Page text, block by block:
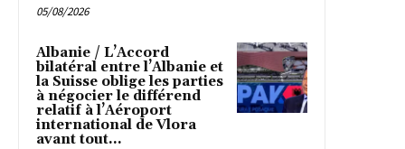
05/08/2026
Albanie / L’Accord
bilatéral entre l’Albanie et
la Suisse oblige les parties
à négocier le différend
relatif à l’Aéroport
international de Vlora
avant tout...